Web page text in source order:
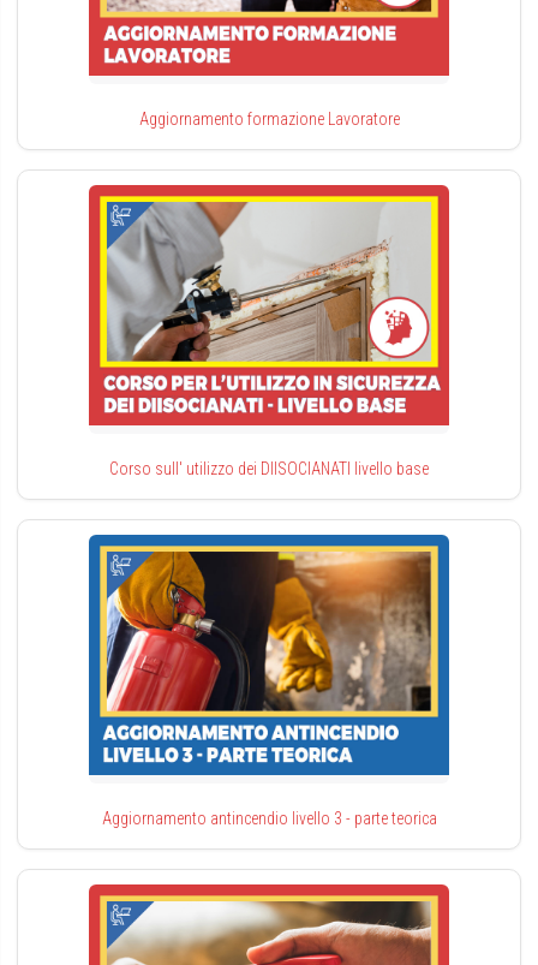
Aggiornamento formazione Lavoratore
Corso sull' utilizzo dei DIISOCIANATI livello base
Aggiornamento antincendio livello 3 - parte teorica